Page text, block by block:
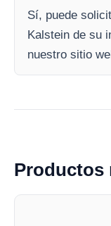
Sí, puede
Kalstein de su
nuestro sitio
Productos